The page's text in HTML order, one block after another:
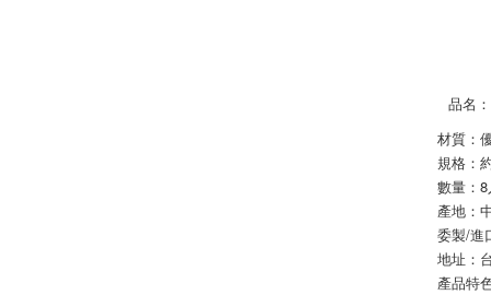
品名
材質：
規格：
數量：
產地：
委製/進
地址：
產品特